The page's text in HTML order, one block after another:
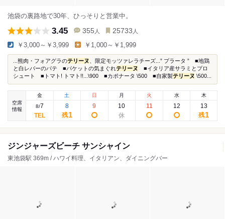
池袋の裏路地で30年、ひっそりと営業中。
3.45 355 人 25733 人
￥3,000～￥3,999 ￥1,000～￥1,999
...熊肉・フォアグラのテリーヌ
、限定モッツァレラチーズ...” プラータ ” ■地鶏
と白レバーのパテ ■パケットの気まぐれテリーヌ
■イタリア産サラミとプロ
シュート ■トマト! トマト!!...\900 ■カポナータ \500 ■自家製テリーヌ \500...
空席
情報
金
8/7
土
8
残1
日
9
月
10
火
11
水
12
木
13
残1
ジンジャーズビーチ サンシャイン
東池袋駅 369m / ハワイ料理、イタリアン、ダイニングバー